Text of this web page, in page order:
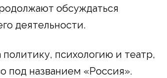
обсуждаться
деятельности.
психологию и театр,
под названием «Россия».